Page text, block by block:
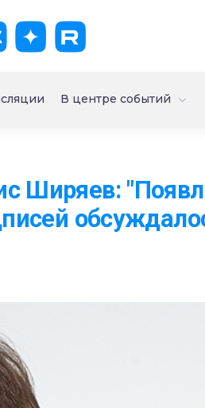
В центре событий
Ширяев: